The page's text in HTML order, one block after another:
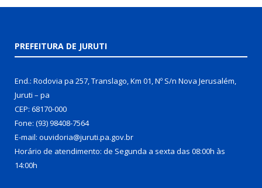
PREFEITURA DE JURUTI
End.: Rodovia pa 257, Translago, Km 01, Nº S/n Nova Jerusalém,
Juruti – pa
CEP: 68170-000
Fone: (93) 98408-7564
E-mail: ouvidoria@juruti.pa.gov.br
Horário de atendimento: de Segunda a sexta das 08:00h às
14:00h